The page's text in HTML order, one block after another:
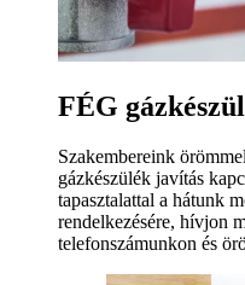
FÉG
Szakembereink
gázkészülék javítás
tapasztalattal a hátunk
rendelkezésére, hívjon
telefonszámunkon és